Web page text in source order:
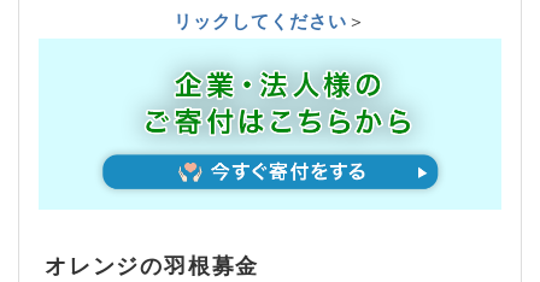
リックしてください＞
オレンジの羽根募金